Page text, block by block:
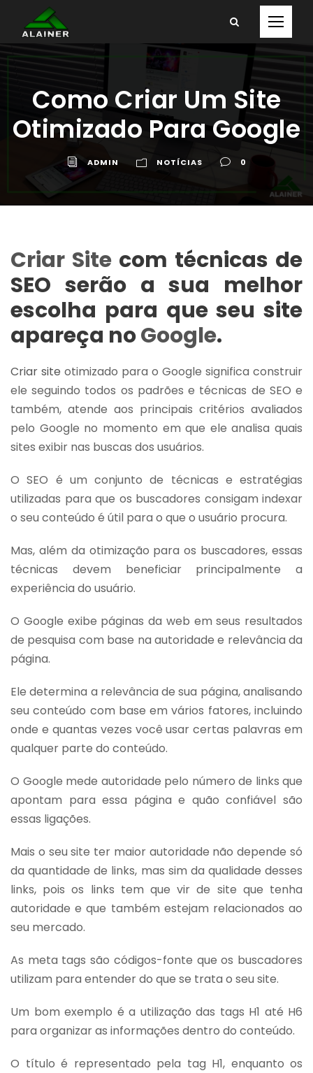
Como Criar Um Site
Otimizado Para Google
ADMIN NOTÍCIAS 0
Criar Site com técnicas de
SEO serão a sua melhor
escolha para que seu site
apareça noGoogle.
Criar site otimizado para o Google significa construir
ele seguindo todos os padrões e técnicas de SEO e
também, atende aos principais critérios avaliados
pelo Google no momento em que ele analisa quais
sites exibir nas buscas dos usuários.
O SEO é um conjunto de técnicas e estratégias
utilizadas para que os buscadores consigam indexar
o seu conteúdo é útil para o que o usuário procura.
Mas, além da otimização para os buscadores, essas
técnicas devem beneficiar principalmente a
experiência do usuário.
O Google exibe páginas da web em seus resultados
de pesquisa com base na autoridade e relevância da
página.
Ele determina a relevância de sua página, analisando
seu conteúdo com base em vários fatores, incluindo
onde e quantas vezes você usar certas palavras em
qualquer parte do conteúdo.
O Google mede autoridade pelo número de links que
apontam para essa página e quão confiável são
essas ligações.
Mais o seu site ter maior autoridade não depende só
da quantidade de links, mas sim da qualidade desses
links, pois os links tem que vir de site que tenha
autoridade e que também estejam relacionados ao
seu mercado.
As meta tags são códigos-fonte que os buscadores
utilizam para entender do que se trata o seu site.
Um bom exemplo é a utilização das tags H1 até H6
para organizar as informações dentro do conteúdo.
O título é representado pela tag H1, enquanto os